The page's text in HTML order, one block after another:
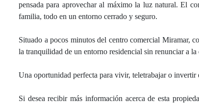
pensada para aprovechar al máximo la luz natural. El
familia, todo en un entorno cerrado y seguro.
Situado a pocos minutos del centro comercial Miramar,
la tranquilidad de un entorno residencial sin renunciar a
Una oportunidad perfecta para vivir, teletrabajar o invertir
Si desea recibir más información acerca de esta